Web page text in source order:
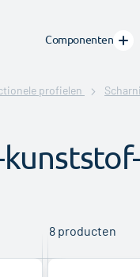
Componenten
profielen
kunststof-
8 producten